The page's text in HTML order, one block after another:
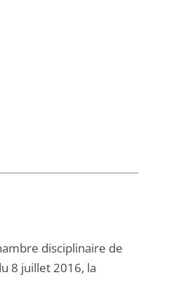
disciplinaire de
8 juillet 2016, la